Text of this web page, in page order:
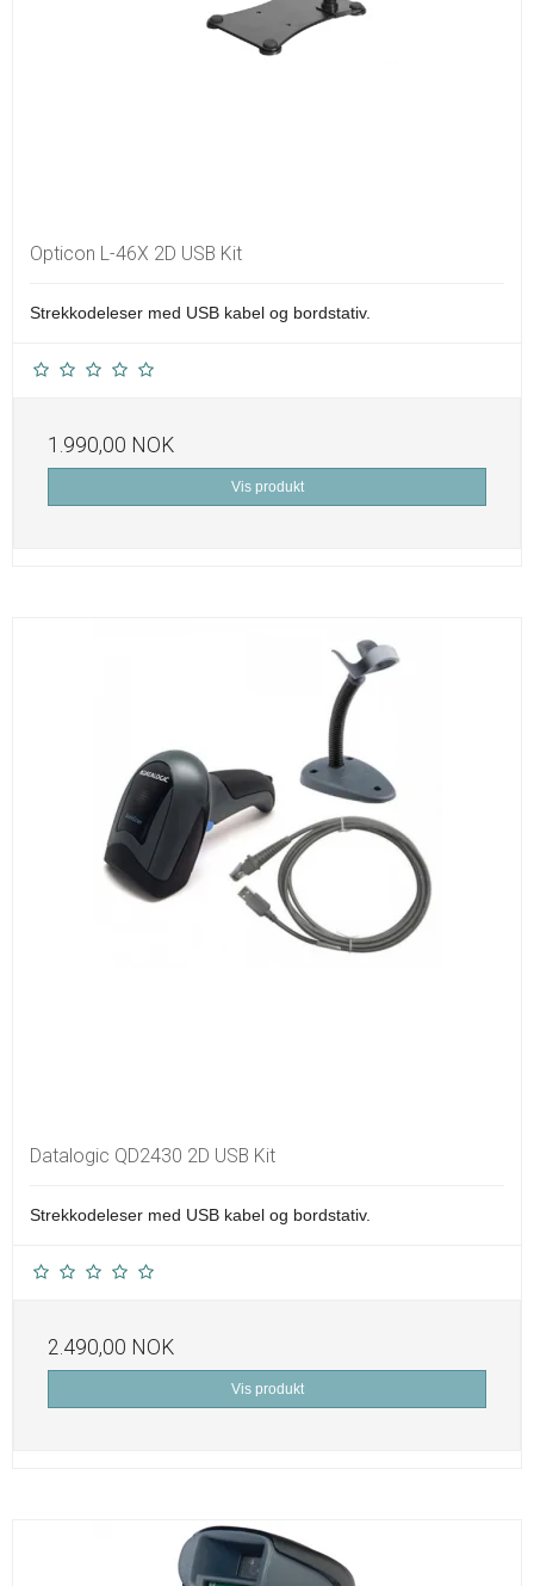
Opticon L-46X 2D USB Kit
Strekkodeleser med USB kabel og bordstativ.
1.990,00 NOK
Vis produkt
Datalogic QD2430 2D USB Kit
Strekkodeleser med USB kabel og bordstativ.
2.490,00 NOK
Vis produkt